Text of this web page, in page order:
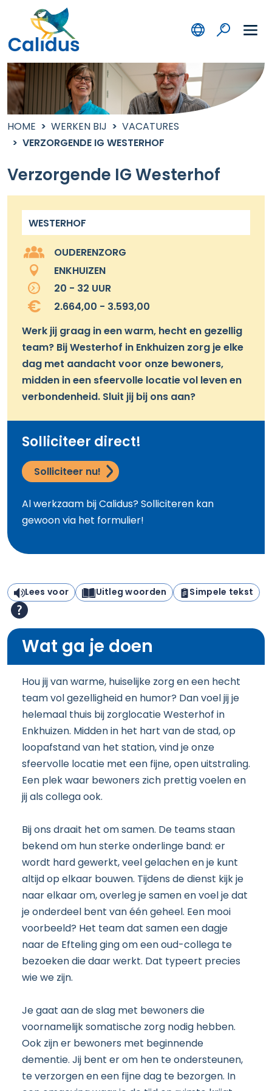
HOME WERKEN BIJ
VACATURES
VERZORGENDE IG WESTERHOF
Verzorgende IG Westerhof
WESTERHOF
OUDERENZORG
ENKHUIZEN
20 - 32 UUR
2.664,00 - 3.593,00
Werk jij graag in een warm, hecht en gezellig
team? Bij Westerhof in Enkhuizen zorg je elke
dag met aandacht voor onze bewoners,
midden in een sfeervolle locatie vol leven en
verbondenheid. Sluit jij bij ons aan?
Solliciteer direct!
Solliciteer nu!
Al werkzaam bij Calidus? Solliciteren kan
gewoon via het formulier!
Lees voor Uitleg woorden Simpele tekst
Wat ga je doen
Hou jij van warme, huiselijke zorg en een hecht
team vol gezelligheid en humor? Dan voel jij je
helemaal thuis bij zorglocatie Westerhof in
Enkhuizen. Midden in het hart van de stad, op
loopafstand van het station, vind je onze
sfeervolle locatie met een fijne, open uitstraling.
Een plek waar bewoners zich prettig voelen en
jij als collega ook.
Bij ons draait het om samen. De teams staan
bekend om hun sterke onderlinge band: er
wordt hard gewerkt, veel gelachen en je kunt
altijd op elkaar bouwen. Tijdens de dienst kijk je
naar elkaar om, overleg je samen en voel je dat
je onderdeel bent van één geheel. Een mooi
voorbeeld? Het team dat samen een dagje
naar de Efteling ging om een oud-collega te
bezoeken die daar werkt. Dat typeert precies
wie we zijn.
Je gaat aan de slag met bewoners die
voornamelijk somatische zorg nodig hebben.
Ook zijn er bewoners met beginnende
dementie. Jij bent er om hen te ondersteunen,
te verzorgen en een fijne dag te bezorgen. In